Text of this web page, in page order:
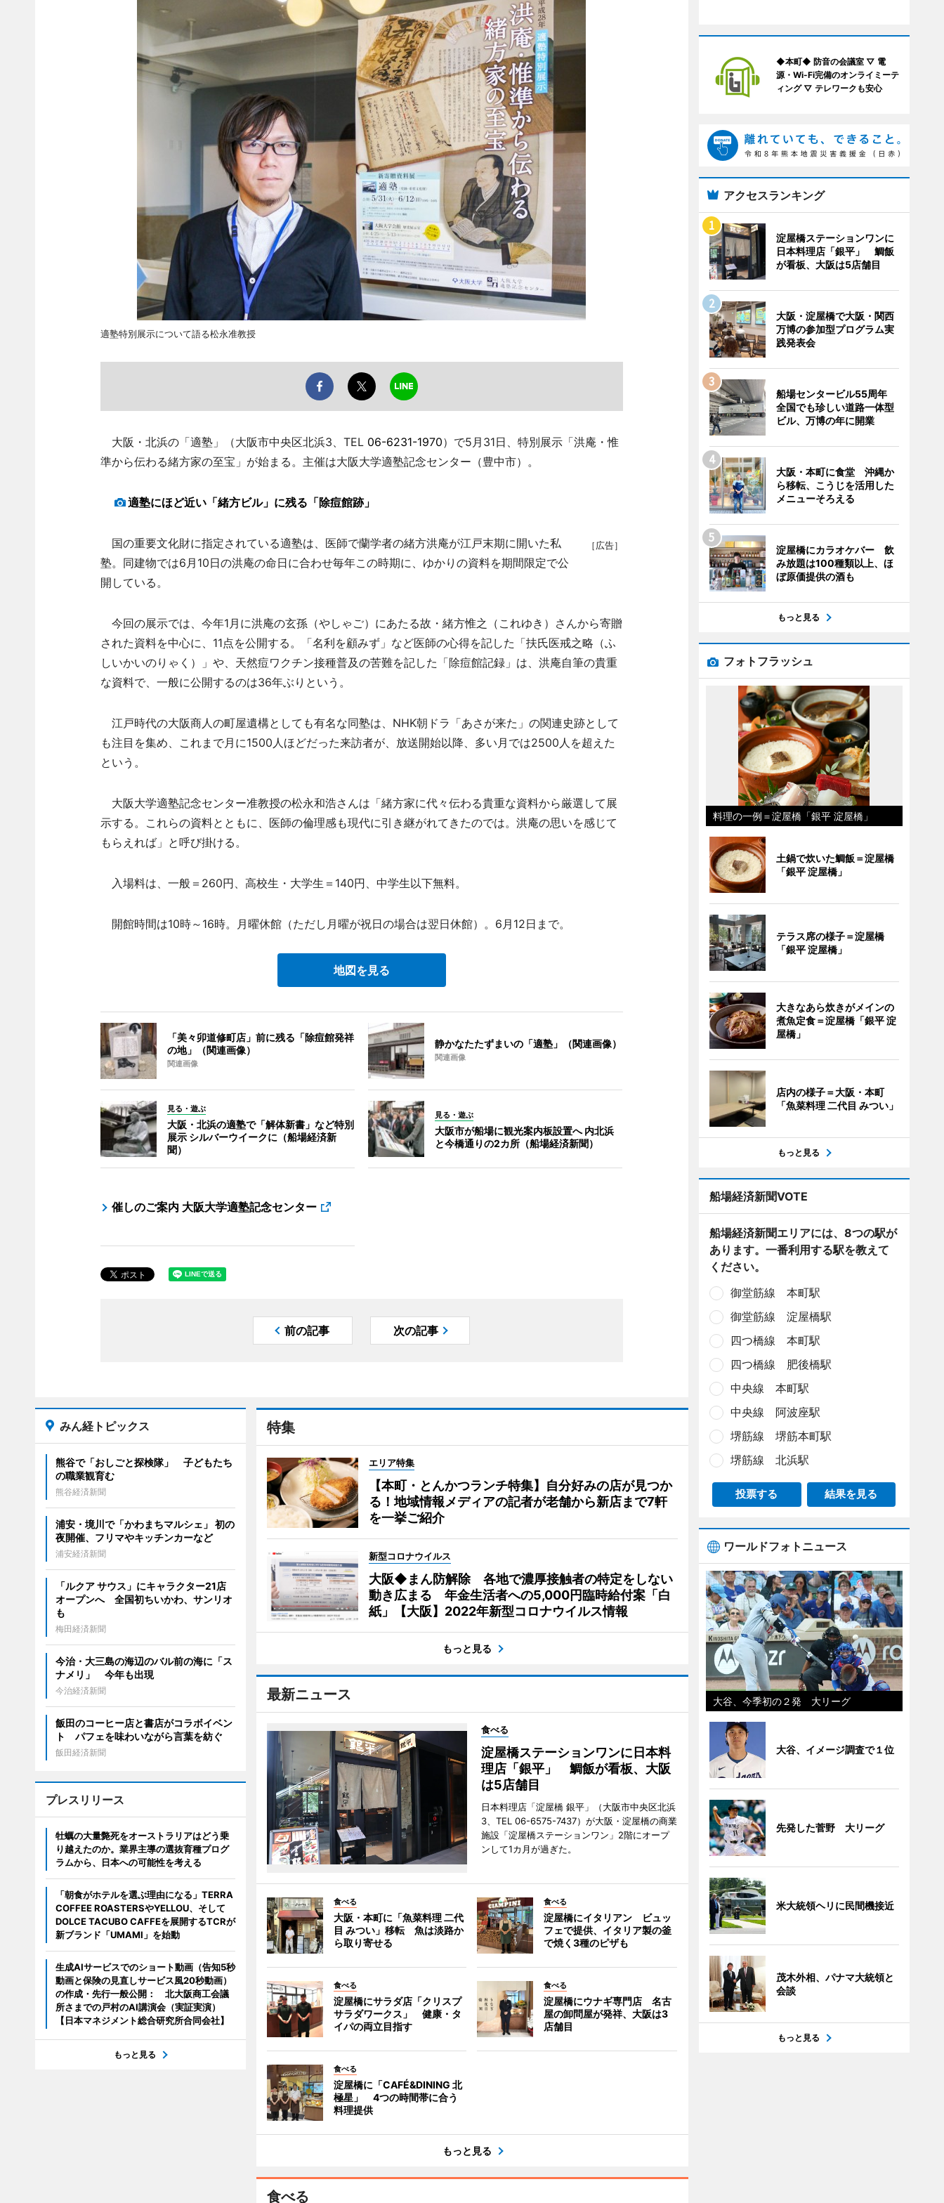
適塾特別展示について語る松永准教授
大阪・北浜の「適塾」（大阪市中央区北浜3、TEL 06-6231-1970）で5月31日、特別展示「洪庵・惟
準から伝わる緒方家の至宝」が始まる。主催は大阪大学適塾記念センター（豊中市）。
適塾にほど近い「緒方ビル」に残る「除痘館跡」
［広告］
国の重要文化財に指定されている適塾は、医師で蘭学者の緒方洪庵が江戸末期に開いた私
塾。同建物では6月10日の洪庵の命日に合わせ毎年この時期に、ゆかりの資料を期間限定で公
開している。
今回の展示では、今年1月に洪庵の玄孫（やしゃご）にあたる故・緒方惟之（これゆき）さんから寄贈
された資料を中心に、11点を公開する。「名利を顧みず」など医師の心得を記した「扶氏医戒之略（ふ
しいかいのりゃく）」や、天然痘ワクチン接種普及の苦難を記した「除痘館記録」は、洪庵自筆の貴重
な資料で、一般に公開するのは36年ぶりという。
江戸時代の大阪商人の町屋遺構としても有名な同塾は、NHK朝ドラ「あさが来た」の関連史跡として
も注目を集め、これまで月に1500人ほどだった来訪者が、放送開始以降、多い月では2500人を超えた
という。
大阪大学適塾記念センター准教授の松永和浩さんは「緒方家に代々伝わる貴重な資料から厳選して展
示する。これらの資料とともに、医師の倫理感も現代に引き継がれてきたのでは。洪庵の思いを感じて
もらえれば」と呼び掛ける。
入場料は、一般＝260円、高校生・大学生＝140円、中学生以下無料。
開館時間は10時～16時。月曜休館（ただし月曜が祝日の場合は翌日休館）。6月12日まで。
地図を見る
「美々卯道修町店」前に残る「除痘館発祥
の地」（関連画像）
関連画像
静かなたたずまいの「適塾」（関連画像）
関連画像
見る・遊ぶ
大阪・北浜の適塾で「解体新書」など特別
展示 シルバーウイークに（船場経済新
聞）
見る・遊ぶ
大阪市が船場に観光案内板設置へ 内北浜
と今橋通りの2カ所（船場経済新聞）
催しのご案内 大阪大学適塾記念センター
前の記事 次の記事
特集
エリア特集
【本町・とんかつランチ特集】自分好みの店が見つか
る！地域情報メディアの記者が老舗から新店まで7軒
を一挙ご紹介
新型コロナウイルス
大阪◆まん防解除 各地で濃厚接触者の特定をしない
動き広まる 年金生活者への5,000円臨時給付案「白
紙」【大阪】2022年新型コロナウイルス情報
もっと見る
最新ニュース
食べる
淀屋橋ステーションワンに日本料
理店「銀平」 鯛飯が看板、大阪
は5店舗目
日本料理店「淀屋橋 銀平」（大阪市中央区北浜
3、TEL 06-6575-7437）が大阪・淀屋橋の商業
施設「淀屋橋ステーションワン」2階にオープ
ンして1カ月が過ぎた。
食べる
大阪・本町に「魚菜料理 二代
目 みつい」移転 魚は淡路か
ら取り寄せる
食べる
淀屋橋にイタリアン ビュッ
フェで提供、イタリア製の釜
で焼く3種のピザも
食べる
淀屋橋にサラダ店「クリスプ
サラダワークス」 健康・タ
イパの両立目指す
食べる
淀屋橋にウナギ専門店 名古
屋の卸問屋が発祥、大阪は3
店舗目
食べる
淀屋橋に「CAFÉ&DINING 北
極星」 4つの時間帯に合う
料理提供
もっと見る
食べる
みん経トピックス
熊谷で「おしごと探検隊」 子どもたち
の職業観育む
熊谷経済新聞
浦安・境川で「かわまちマルシェ」 初の
夜開催、フリマやキッチンカーなど
浦安経済新聞
「ルクア サウス」にキャラクター21店
オープンへ 全国初ちいかわ、サンリオ
も
梅田経済新聞
今治・大三島の海辺のバル前の海に「ス
ナメリ」 今年も出現
今治経済新聞
飯田のコーヒー店と書店がコラボイベン
ト パフェを味わいながら言葉を紡ぐ
飯田経済新聞
プレスリリース
牡蠣の大量斃死をオーストラリアはどう乗
り越えたのか。業界主導の選抜育種プログ
ラムから、日本への可能性を考える
「朝食がホテルを選ぶ理由になる」TERRA
COFFEE ROASTERSやYELLOU、そして
DOLCE TACUBO CAFFEを展開するTCRが
新ブランド「UMAMI」を始動
生成AIサービスでのショート動画（告知5秒
動画と保険の見直しサービス風20秒動画）
の作成・先行一般公開： 北大阪商工会議
所さまでの戸村のAI講演会（実証実演）
【日本マネジメント総合研究所合同会社】
もっと見る
◆本町◆ 防音の会議室 ▽ 電
源・Wi-Fi完備のオンライミーテ
ィング ▽ テレワークも安心
アクセスランキング
淀屋橋ステーションワンに
日本料理店「銀平」 鯛飯
が看板、大阪は5店舗目
大阪・淀屋橋で大阪・関西
万博の参加型プログラム実
践発表会
船場センタービル55周年
全国でも珍しい道路一体型
ビル、万博の年に開業
大阪・本町に食堂 沖縄か
ら移転、こうじを活用した
メニューそろえる
淀屋橋にカラオケバー 飲
み放題は100種類以上、ほ
ぼ原価提供の酒も
もっと見る
フォトフラッシュ
料理の一例＝淀屋橋「銀平 淀屋橋」
土鍋で炊いた鯛飯＝淀屋橋
「銀平 淀屋橋」
テラス席の様子＝淀屋橋
「銀平 淀屋橋」
大きなあら炊きがメインの
煮魚定食＝淀屋橋「銀平 淀
屋橋」
店内の様子＝大阪・本町
「魚菜料理 二代目 みつい」
もっと見る
船場経済新聞VOTE
船場経済新聞エリアには、8つの駅が
あります。一番利用する駅を教えて
ください。
御堂筋線 本町駅
御堂筋線 淀屋橋駅
四つ橋線 本町駅
四つ橋線 肥後橋駅
中央線 本町駅
中央線 阿波座駅
堺筋線 堺筋本町駅
堺筋線 北浜駅
投票する 結果を見る
ワールドフォトニュース
大谷、今季初の２発 大リーグ
大谷、イメージ調査で１位
先発した菅野 大リーグ
米大統領ヘリに民間機接近
茂木外相、パナマ大統領と
会談
もっと見る